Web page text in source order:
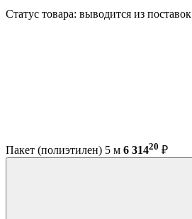
Статус товара: выводится из поставок
Пакет (полиэтилен) 5 м 6 31420 ₽